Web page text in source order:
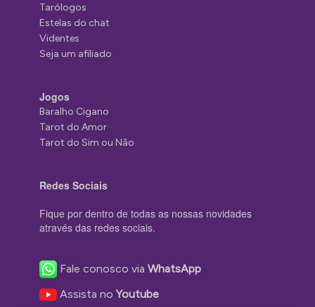
Tarólogos
Estelas do chat
Videntes
Seja um afiliado
Jogos
Baralho Cigano
Tarot do Amor
Tarot do Sim ou Não
Redes Sociais
Fique por dentro de todas as nossas novidades
através das redes sociais.
Fale conosco viaWhatsApp
Assista noYoutube